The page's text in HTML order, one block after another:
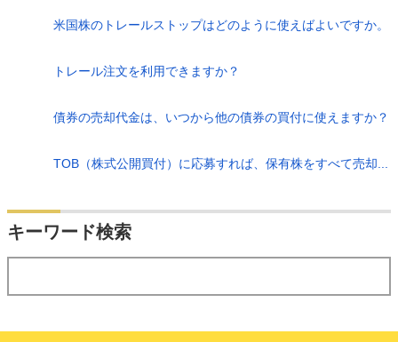
米国株のトレールストップはどのように使えばよいですか。
トレール注文を利用できますか？
債券の売却代金は、いつから他の債券の買付に使えますか？
TOB（株式公開買付）に応募すれば、保有株をすべて売却...
キーワード検索